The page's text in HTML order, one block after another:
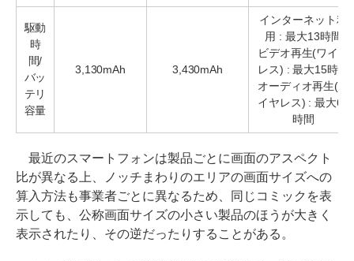
駆動
時
間/
バッ
テリ
容量
3,130mAh 3,430mAh
インターネット利
用 : 最大13時間
ビデオ再生(ワイヤ
レス) : 最大15時間
オーディオ再生(ワ
イヤレス) : 最大65
時間
最近のスマートフォンは製品ごとに画面のアスペクト
比が異なる上、ノッチまわりのエリアの画面サイズへの
算入方法も事業者ごとに異なるため、同じコミックを表
示しても、公称画面サイズの小さい製品のほうが大きく
表示されたり、その逆だったりすることがある。